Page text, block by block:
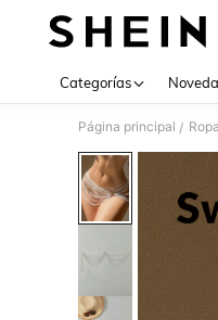
Categorías
Página principal /